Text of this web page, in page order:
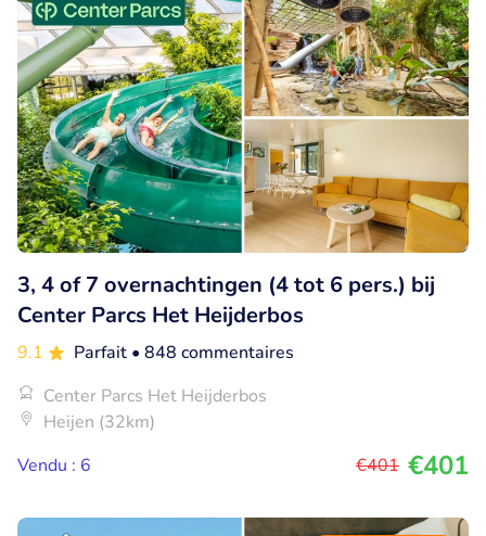
3, 4 of 7 overnachtingen (4 tot 6 pers.) bij
Center Parcs Het Heijderbos
9.1 Parfait • 848 commentaires
Center Parcs Het Heijderbos
Heijen (32km)
Vendu : 6
€401 €401